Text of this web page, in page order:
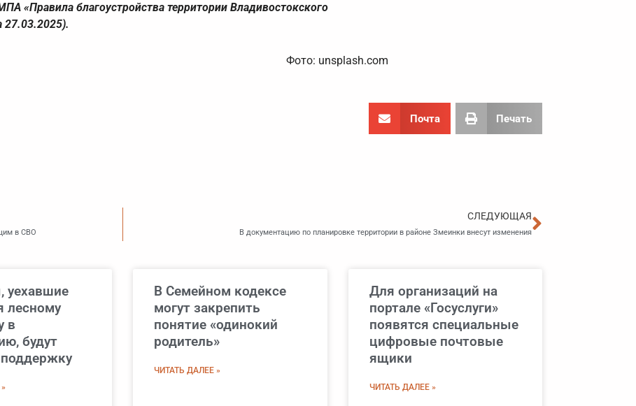
«Правила благоустройства территории Владивостокского
27.03.2025).
Фото: unsplash.com
Почта Печать
в СВО
СЛЕДУЮЩАЯ
В документацию по планировке территории в районе Змеинки внесут изменения
уехавшие
лесному
в
будут
В Семейном кодексе
могут закрепить
понятие «одинокий
родитель»
ЧИТАТЬ ДАЛЕЕ »
Для организаций на
портале «Госуслуги»
появятся специальные
цифровые почтовые
ящики
ЧИТАТЬ ДАЛЕЕ »